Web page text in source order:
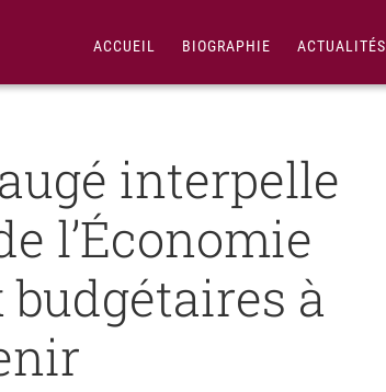
ACCUEIL BIOGRAPHIE ACTUALITÉS
interpelle
l’Économie
à